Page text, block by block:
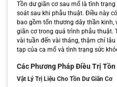
Tồn dư giãn cơ sau mổ là tình
soát sau khi phẫu thuật. Điều này
bao gồm tổn thương dây thần kinh,
giãn cơ trong quá trình phẫu thuật.
vài tuần đến vài tháng, thậm chí
tạp của ca mổ và tình trạng sức
Các Phương Pháp Điều Trị Tồn
Vật Lý Trị Liệu Cho Tồn Dư Giãn Cơ